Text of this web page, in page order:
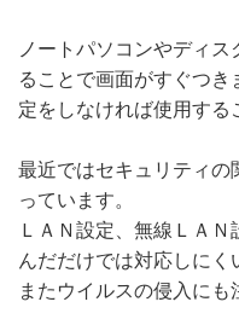
ノートパソコンやディ
ることで画面がすぐつ
定をしなければ使用する
最近ではセキュリティの
っています。
ＬＡＮ設定、無線ＬＡ
んだだけでは対応しにく
またウイルスの侵入にも